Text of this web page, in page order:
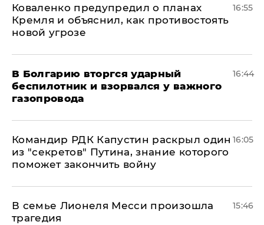
Коваленко предупредил о планах
Кремля и объяснил, как противостоять
новой угрозе
16:55
В Болгарию вторгся ударный
беспилотник и взорвался у важного
газопровода
16:44
Командир РДК Капустин раскрыл один
из "секретов" Путина, знание которого
поможет закончить войну
16:05
В семье Лионеля Месси произошла
трагедия
15:46